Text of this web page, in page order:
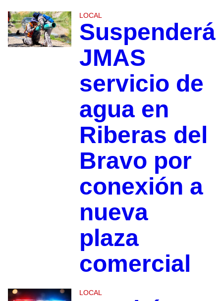
LOCAL
Suspenderá
JMAS
servicio de
agua en
Riberas del
Bravo por
conexión a
nueva
plaza
comercial
LOCAL